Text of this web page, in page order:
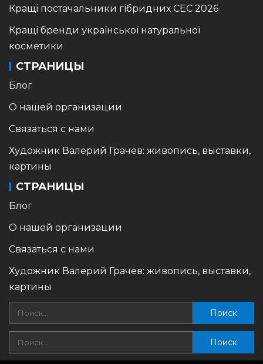
Кращі постачальники гібридних СЕС 2026
Кращі бренди української натуральної
косметики
СТРАНИЦЫ
Блог
О нашей организации
Связаться с нами
Художник Валерий Грачев: живопись, выставки,
картины
СТРАНИЦЫ
Блог
О нашей организации
Связаться с нами
Художник Валерий Грачев: живопись, выставки,
картины